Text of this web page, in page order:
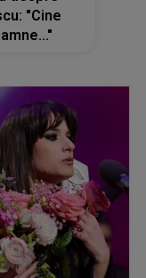
"Cine